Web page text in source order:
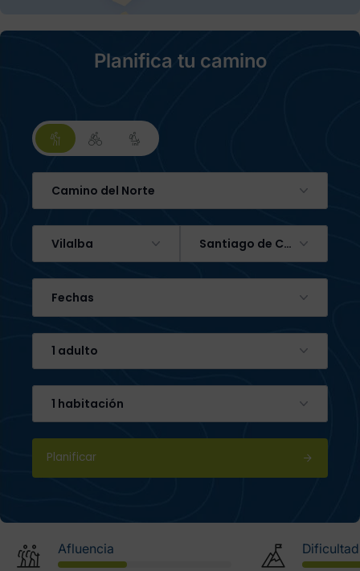
Planifica tu camino
Camino del Norte
Vilalba Santiago de Compostela
Fechas
1 adulto
1 habitación
Planificar
Afluencia Dificultad